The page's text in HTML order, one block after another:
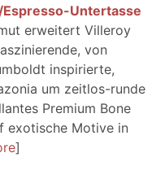
Untertasse
erweitert Villeroy
von
inspirierte,
um zeitlos-runde
Premium Bone
exotische Motive in